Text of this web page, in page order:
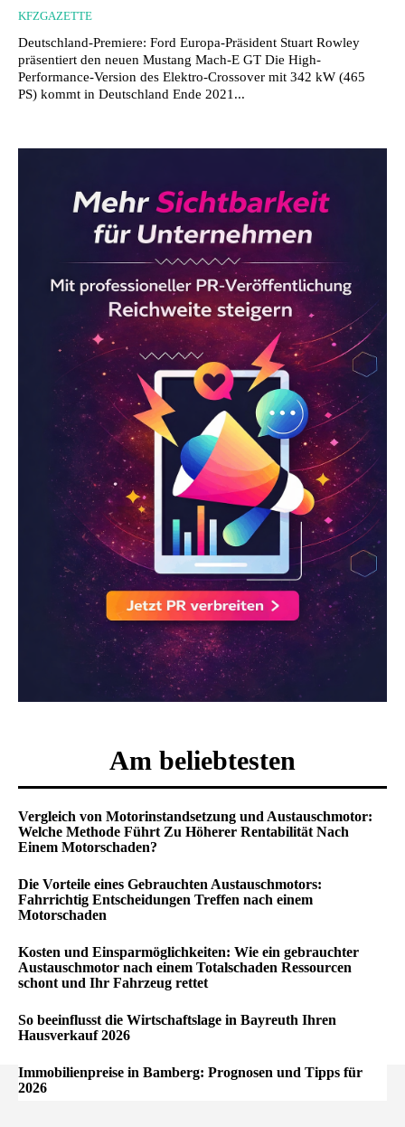
KFZGAZETTE
Deutschland-Premiere: Ford Europa-Präsident Stuart Rowley
präsentiert den neuen Mustang Mach-E GT Die High-
Performance-Version des Elektro-Crossover mit 342 kW (465
PS) kommt in Deutschland Ende 2021...
Am beliebtesten
Vergleich von Motorinstandsetzung und Austauschmotor:
Welche Methode Führt Zu Höherer Rentabilität Nach
Einem Motorschaden?
Die Vorteile eines Gebrauchten Austauschmotors:
Fahrrichtig Entscheidungen Treffen nach einem
Motorschaden
Kosten und Einsparmöglichkeiten: Wie ein gebrauchter
Austauschmotor nach einem Totalschaden Ressourcen
schont und Ihr Fahrzeug rettet
So beeinflusst die Wirtschaftslage in Bayreuth Ihren
Hausverkauf 2026
Immobilienpreise in Bamberg: Prognosen und Tipps für
2026